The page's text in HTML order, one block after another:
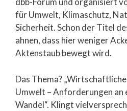
für Umwelt, Klimaschutz,
Sicherheit. Schon der Titel
ahnen, dass hier weniger
Aktenstaub bewegt wird.
Das Thema?
Umwelt – Anforderungen
Wandel“. Klingt